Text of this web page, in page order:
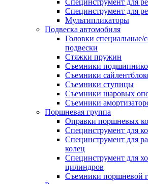
Специнструмент для
Специнструмент для
Мультипликаторы
Подвеска автомобиля
Головки специальные/
подвески
Стяжки пружин
Съемники
Съемники
Съемники ступицы
Съемники шаровых
Съемники
Поршневая группа
Оправки поршневых
Специнструмент для
Специнструмент для
колец
Специнструмент для
цилиндров
Съемники поршневой